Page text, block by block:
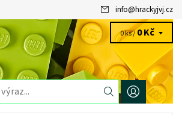
info@hrackyjvj.cz
0 ks /0 Kč